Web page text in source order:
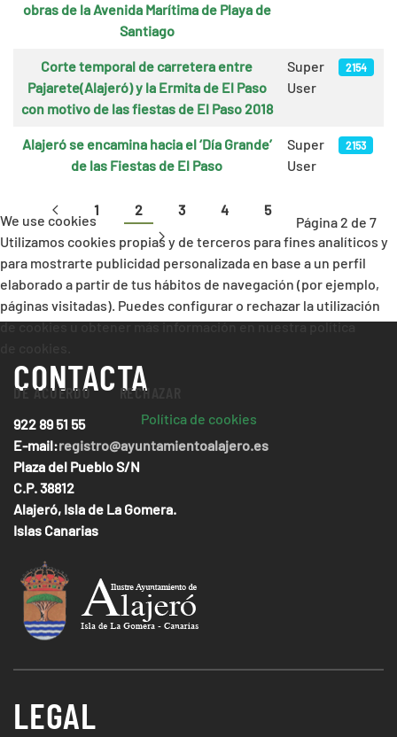
obras de la Avenida Marítima de Playa de
Santiago
Corte temporal de carretera entre
Pajarete(Alajeró) y la Ermita de El Paso
con motivo de las fiestas de El Paso 2018
Super
User
2154
Alajeró se encamina hacia el ‘Día Grande’
de las Fiestas de El Paso
Super
User
2153
Página 2 de 7
1 2 3 4 5
CONTACTA
922 89 51 55
E-mail:registro@ayuntamientoalajero.es
Plaza del Pueblo S/N
C.P. 38812
Alajeró, Isla de La Gomera.
Islas Canarias
LEGAL
We use cookies
Utilizamos cookies propias y de terceros para fines analíticos y
para mostrarte publicidad personalizada en base a un perfil
elaborado a partir de tus hábitos de navegación (por ejemplo,
páginas visitadas). Puedes configurar o rechazar la utilización
de cookies u obtener más información en nuestra política
DE ACUERDO RECHAZAR
Política de cookies